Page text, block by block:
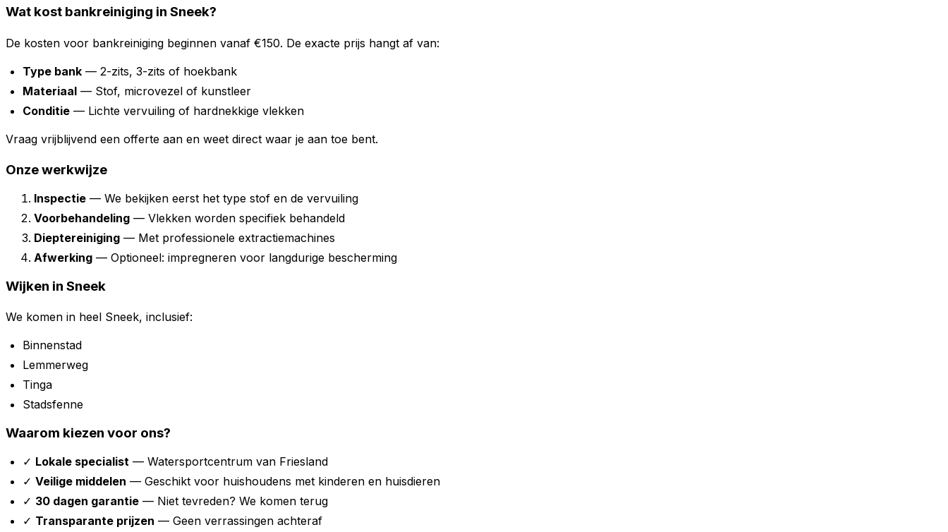
Wat kost bankreiniging in Sneek?
De kosten voor bankreiniging beginnen vanaf €150. De exacte prijs hangt af van:
Type bank — 2-zits, 3-zits of hoekbank
Materiaal — Stof, microvezel of kunstleer
Conditie — Lichte vervuiling of hardnekkige vlekken
Vraag vrijblijvend een offerte aan en weet direct waar je aan toe bent.
Onze werkwijze
Inspectie — We bekijken eerst het type stof en de vervuiling
Voorbehandeling — Vlekken worden specifiek behandeld
Dieptereiniging — Met professionele extractiemachines
Afwerking — Optioneel: impregneren voor langdurige bescherming
Wijken in Sneek
We komen in heel Sneek, inclusief:
Binnenstad
Lemmerweg
Tinga
Stadsfenne
Waarom kiezen voor ons?
✓ Lokale specialist — Watersportcentrum van Friesland
✓ Veilige middelen — Geschikt voor huishoudens met kinderen en huisdieren
✓ 30 dagen garantie — Niet tevreden? We komen terug
✓ Transparante prijzen — Geen verrassingen achteraf